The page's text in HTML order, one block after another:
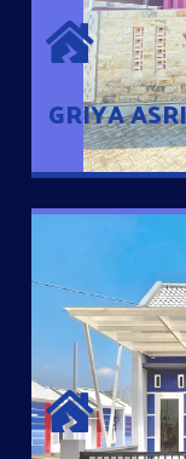
GRIYA
Desain
Sehingga
dengan
SURYA
Satu-satunya
jutaan